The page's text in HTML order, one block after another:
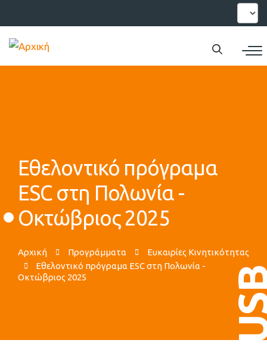
προς
το
Select
Εθελοντικό πρόγραμα
ESC στη Πολωνία -
Οκτώβριος 2025
Αρχική Προγράμματα
Ευκαιρίες Κινητικότητας
Εθελοντικό πρόγραμα ESC στη Πολωνία -
Οκτώβριος 2025